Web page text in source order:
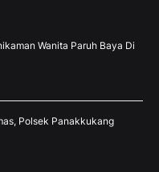
Wanita Paruh Baya Di
Polsek Panakkukang